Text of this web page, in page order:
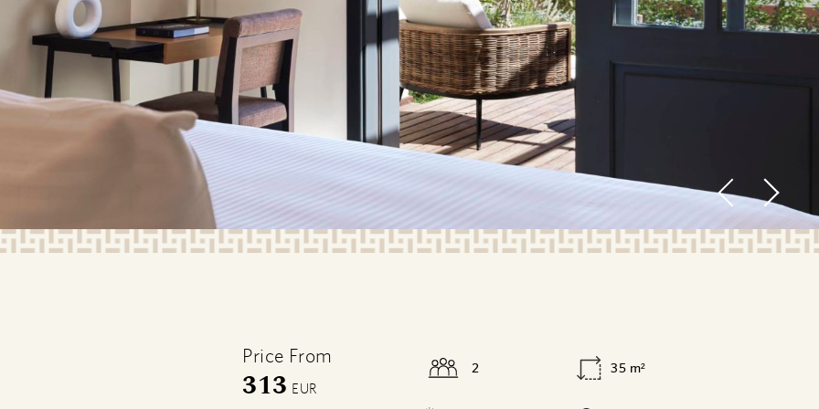
Price From
313 EUR
2 35 m²